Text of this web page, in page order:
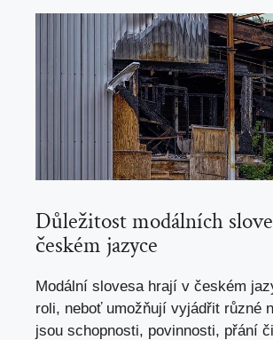
Důležitost modálních
⁣českém jazyce
Modální slovesa hrají v ⁢českém
roli, neboť ⁣umožňují vyjádřit různé
jsou schopnosti,⁢ povinnosti, přání